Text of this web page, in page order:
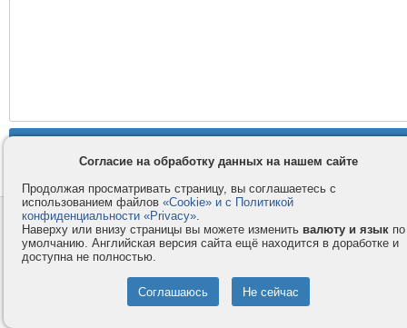
Контакты
Компания
Правила и условия
Услуги
© 2008-2026VMESTE.EU - Все права защищены.
Согласие на обработку данных на нашем сайте
Продолжая просматривать страницу, вы соглашаетесь с
использованием файлов «Cookie» и с Политикой
конфиденциальности «Privacy».
Наверху или внизу страницы вы можете изменить валюту и язык по
умолчанию. Английская версия сайта ещё находится в доработке и
доступна не полностью.